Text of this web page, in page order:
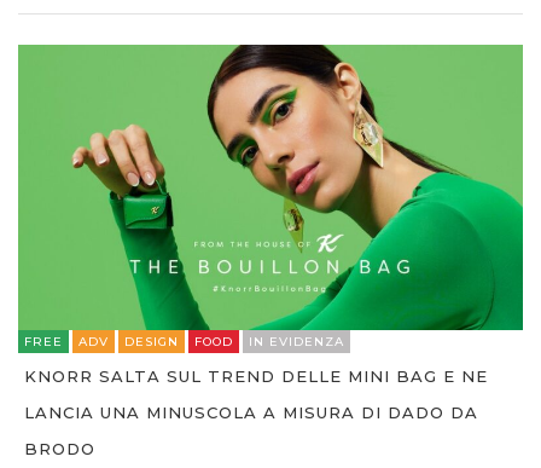
FREE ADV DESIGN FOOD IN EVIDENZA
KNORR SALTA SUL TREND DELLE MINI BAG E NE
LANCIA UNA MINUSCOLA A MISURA DI DADO DA
BRODO